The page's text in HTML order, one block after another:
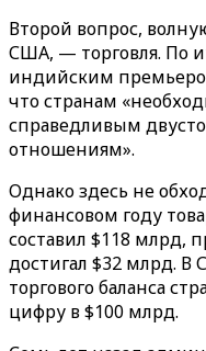
Второй вопрос,
США, — торговля. По
индийским
что странам
справедливым
отношениям».
Однако здесь не
финансовом году
составил $118 млрд,
достигал $32 млрд.
торгового баланса
цифру в $100 млрд.